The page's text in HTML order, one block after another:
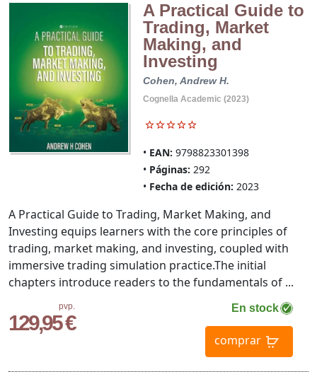
A Practical Guide to
Trading, Market
Making, and
Investing
Cohen, Andrew H.
Cognella Academic (2023)
EAN: 9798823301398
Páginas: 292
Fecha de edición: 2023
pvp.
129,95 €
En stock
comprar
A Practical Guide to Trading, Market Making, and
Investing equips learners with the core principles of
trading, market making, and investing, coupled with
immersive trading simulation practice.The initial
chapters introduce readers to the fundamentals of ...